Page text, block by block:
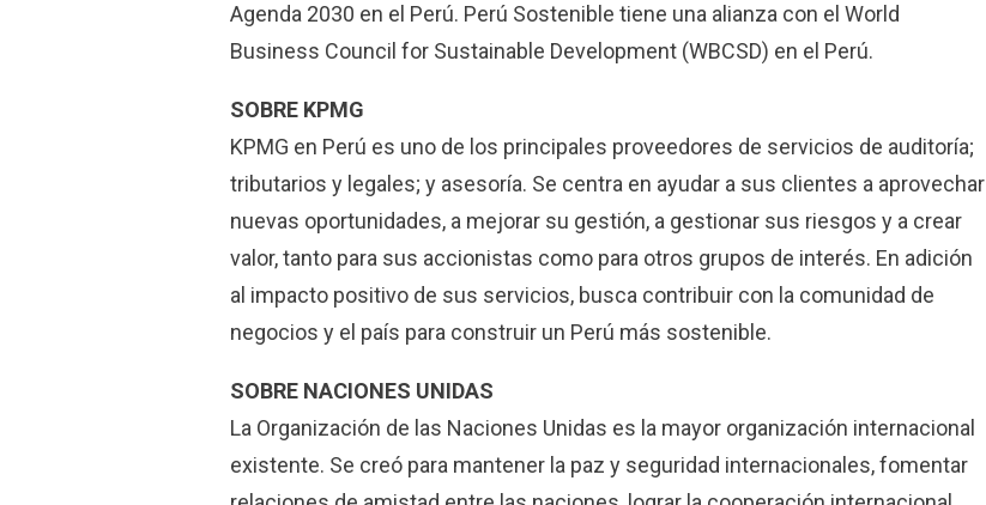
Agenda 2030 en el Perú. Perú Sostenible tiene una alianza con el World
Business Council for Sustainable Development (WBCSD) en el Perú.
SOBRE KPMG
KPMG en Perú es uno de los principales proveedores de servicios de auditoría;
tributarios y legales; y asesoría. Se centra en ayudar a sus clientes a aprovechar
nuevas oportunidades, a mejorar su gestión, a gestionar sus riesgos y a crear
valor, tanto para sus accionistas como para otros grupos de interés. En adición
al impacto positivo de sus servicios, busca contribuir con la comunidad de
negocios y el país para construir un Perú más sostenible.
SOBRE NACIONES UNIDAS
La Organización de las Naciones Unidas es la mayor organización internacional
existente. Se creó para mantener la paz y seguridad internacionales, fomentar